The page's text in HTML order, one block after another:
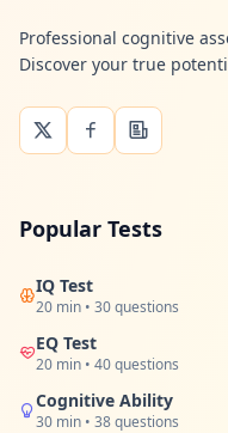
Professional cognitive
Discover your true
Popular Tests
IQ Test
20 min • 30 questions
EQ Test
20 min • 40 questions
Cognitive Ability
30 min • 38 questions